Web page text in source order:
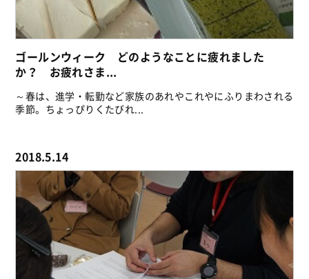
ゴールンウィーク どのようなことに疲れました
か？ お疲れさま...
～春は、進学・転勤など家族のあれやこれやにふりまわされる
季節。ちょっぴりくたびれ...
2018.5.14